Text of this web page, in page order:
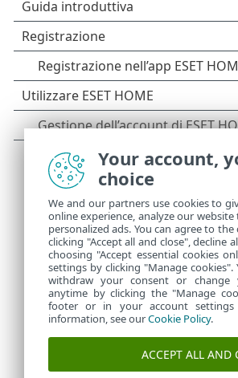
Your account,
choice
We and our partners use cookies to
online experience, analyze our
personalized ads. You can agree to
clicking "Accept all and close", decline
choosing "Accept essential cookies
settings by clicking "Manage
withdraw your consent or change
anytime by clicking the "Manage
footer or in your account settings
information, see ourCookie Policy.
ACCEPT ALL AND